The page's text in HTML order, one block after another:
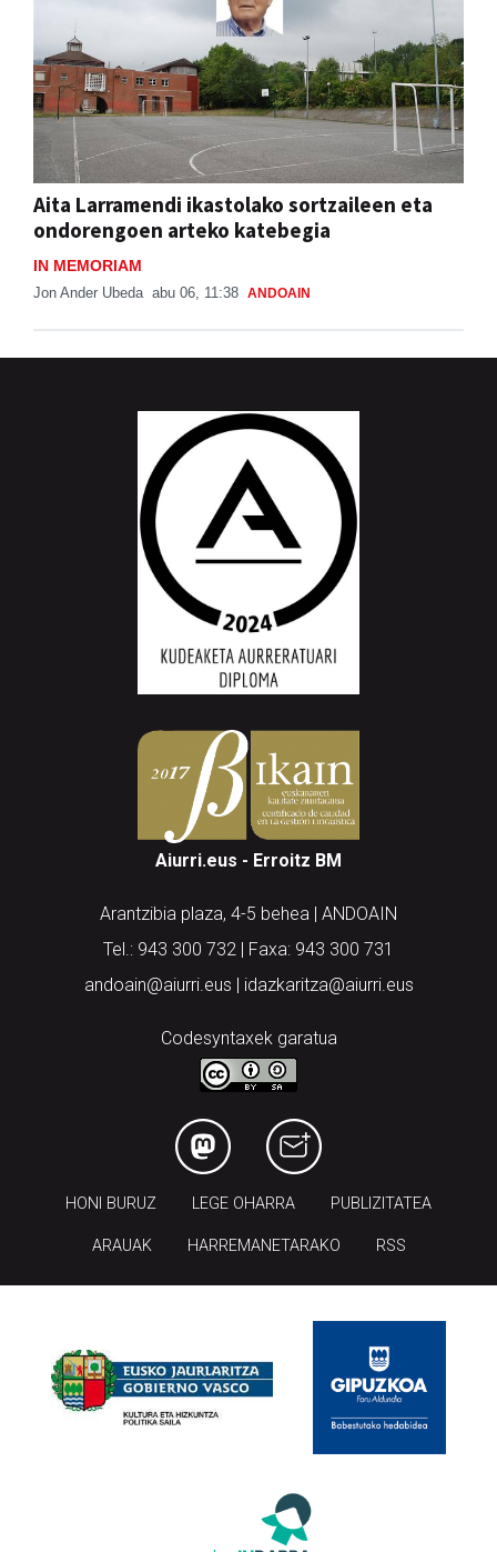
Aita Larramendi ikastolako sortzaileen eta
ondorengoen arteko katebegia
IN MEMORIAM
Jon Ander Ubeda abu 06, 11:38 ANDOAIN
Aiurri.eus - Erroitz BM
Arantzibia plaza, 4-5 behea | ANDOAIN
Tel.: 943 300 732 | Faxa: 943 300 731
andoain@aiurri.eus | idazkaritza@aiurri.eus
Codesyntaxek garatua
HONI BURUZ LEGE OHARRA PUBLIZITATEA
ARAUAK HARREMANETARAKO RSS